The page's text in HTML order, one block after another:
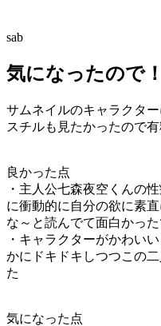
sab
気になったので！
サムネイルのキャラクタ
スチルも見たかったので
良かった点
・主人公七森夜空くんの
に衝動的に自分の欲に素
な～と読んでて面白かっ
・キャラクターがかわい
かにドキドキしつつこの
た
気になった点